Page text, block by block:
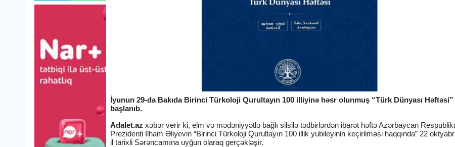
İyunun 29-da Bakıda Birinci Türkoloji Qurultayın 100 illiyinə həsr olunmuş “Türk Dünyası Həftəsi”
başlanıb.
Adalet.az xəbər verir ki, elm və mədəniyyətlə bağlı silsilə tədbirlərdən ibarət həftə Azərbaycan
Prezidenti İlham Əliyevin “Birinci Türkoloji Qurultayın 100 illik yubileyinin keçirilməsi haqqında” 22
il tarixli Sərəncamına uyğun olaraq gerçəkləşir.